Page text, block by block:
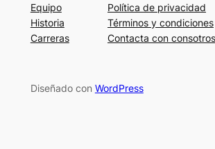
Equipo
Historia
Carreras
Política de privacidad
Términos y condiciones
Contacta con consotros
Diseñado con WordPress